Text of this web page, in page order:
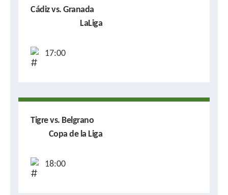
Cádiz vs. Granada
LaLiga
17:00
Tigre vs. Belgrano
Copa de la Liga
18:00